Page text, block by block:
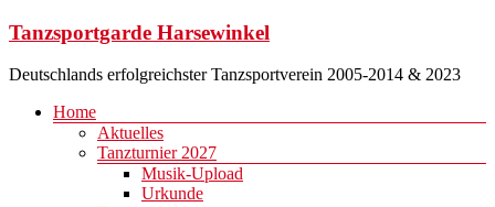
Zum
springen
Tanzsportgarde Harsewinkel
Deutschlands erfolgreichster Tanzsportverein 2005-2014 & 2023
Menü
Home
Aktuelles
Tanzturnier 2027
Musik-Upload
Urkunde